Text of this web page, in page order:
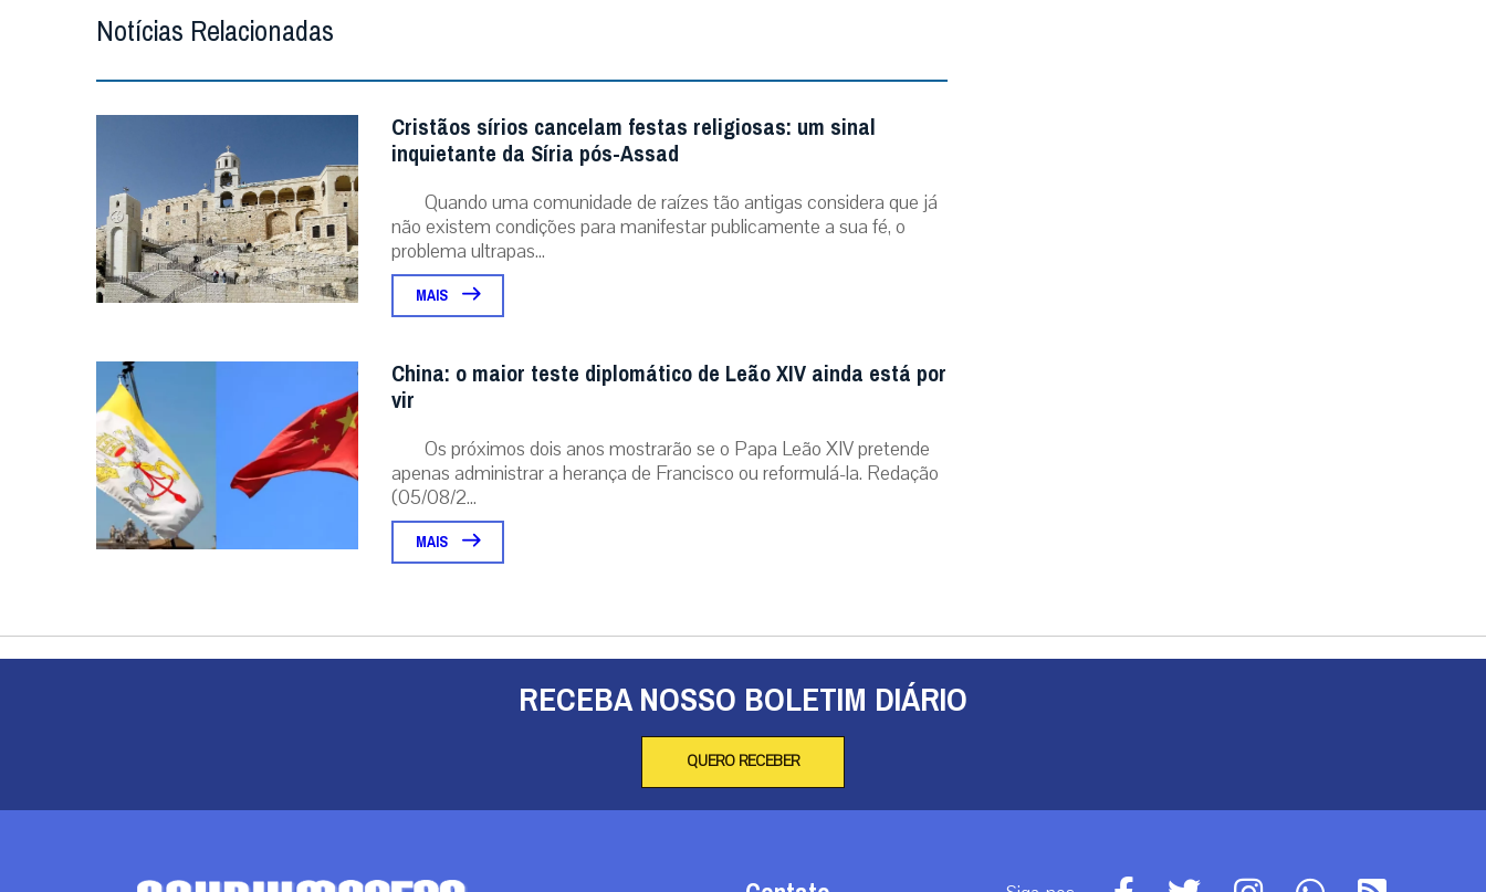
Notícias Relacionadas
Cristãos sírios cancelam festas religiosas: um sinal
inquietante da Síria pós-Assad
Quando uma comunidade de raízes tão antigas considera que já
não existem condições para manifestar publicamente a sua fé, o
problema ultrapas...
MAIS
China: o maior teste diplomático de Leão XIV ainda está por
vir
Os próximos dois anos mostrarão se o Papa Leão XIV pretende
apenas administrar a herança de Francisco ou reformulá-la. Redação
(05/08/2...
MAIS
RECEBA NOSSO BOLETIM DIÁRIO
QUERO RECEBER